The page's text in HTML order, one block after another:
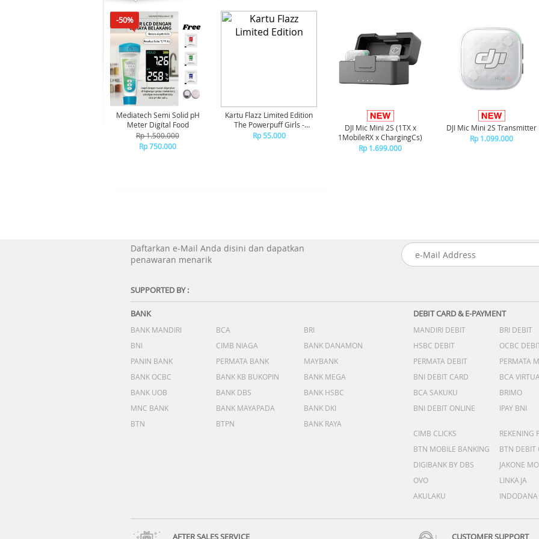
-50%
Mediatech Semi Solid pH
Meter Digital Food
Rp 1.500.000
Rp 750.000
Kartu Flazz Limited Edition
The Powerpuff Girls -
Buttercup
Rp 55.000
DJI Mic Mini 2S (1TX x
1MobileRX x ChargingCs)
Rp 1.699.000
DJI Mic Mini 2S Transmitter
Rp 1.099.000
Daftarkan e-Mail Anda disini dan dapatkan
penawaran menarik
SUPPORTED BY :
BANK
BANK MANDIRI BCA
BRI
BNI
CIMB NIAGA
BANK DANAMON
PANIN BANK
PERMATA BANK
MAYBANK
BANK OCBC
BANK KB BUKOPIN
BANK MEGA
BANK UOB
BANK DBS
BANK HSBC
MNC BANK
BANK MAYAPADA
BANK DKI
BTN
BTPN BANK RAYA
DEBIT CARD & E-PAYMENT
MANDIRI DEBIT BRI DEBIT
HSBC DEBIT
OCBC
PERMATA DEBIT
PERMATA
BNI DEBIT CARD
BCA
BCA SAKUKU
BRIMO
BNI DEBIT ONLINE
IPAY BNI
CIMB CLICKS
REKENING
BTN MOBILE BANKING
BTN DEBIT
DIGIBANK BY DBS
JAKONE
OVO
LINKAJA
AKULAKU
INDODANA
AFTER SALES SERVICE CUSTOMER SUPPORT